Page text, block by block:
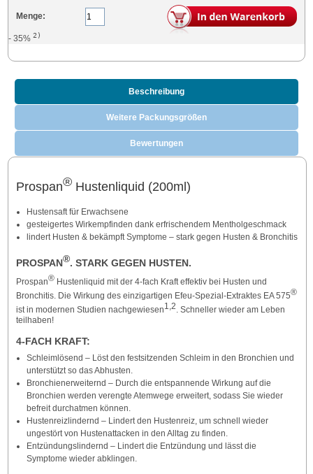
Menge:
- 35%2)
Beschreibung
Weitere Packungsgrößen
Bewertungen
Prospan®Hustenliquid (200ml)
Hustensaft für Erwachsene
gesteigertes Wirkempfinden dank erfrischendem Mentholgeschmack
lindert Husten & bekämpft Symptome – stark gegen Husten & Bronchitis
PROSPAN®. STARK GEGEN HUSTEN.
Prospan®Hustenliquid mit der 4-fach Kraft effektiv bei Husten und
Bronchitis. Die Wirkung des einzigartigen Efeu-Spezial-Extraktes EA 575®
ist in modernen Studien nachgewiesen1,2. Schneller wieder am Leben
teilhaben!
4-FACH KRAFT:
Schleimlösend – Löst den festsitzenden Schleim in den Bronchien und
unterstützt so das Abhusten.
Bronchienerweiternd – Durch die entspannende Wirkung auf die
Bronchien werden verengte Atemwege erweitert, sodass Sie wieder
befreit durchatmen können.
Hustenreizlindernd – Lindert den Hustenreiz, um schnell wieder
ungestört von Hustenattacken in den Alltag zu finden.
Entzündungslindernd – Lindert die Entzündung und lässt die
Symptome wieder abklingen.